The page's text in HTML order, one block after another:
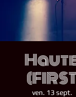
ven. 13 sept.